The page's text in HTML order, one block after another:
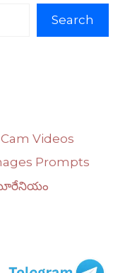
Search
Videos
Prompts